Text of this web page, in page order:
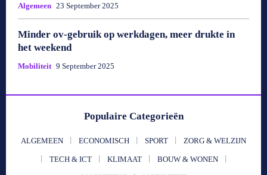
Algemeen 23 September 2025
Minder ov-gebruik op werkdagen, meer drukte in
het weekend
Mobiliteit 9 September 2025
Populaire Categorieën
ALGEMEEN ECONOMISCH SPORT ZORG & WELZIJN
TECH & ICT KLIMAAT BOUW & WONEN